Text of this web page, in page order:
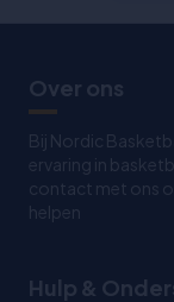
Over ons
Bij Nordic
ervaring in
contact met ons
helpen
Hulp &